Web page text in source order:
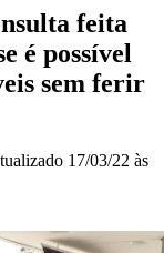
feita
é possível
sem ferir
17/03/22 às